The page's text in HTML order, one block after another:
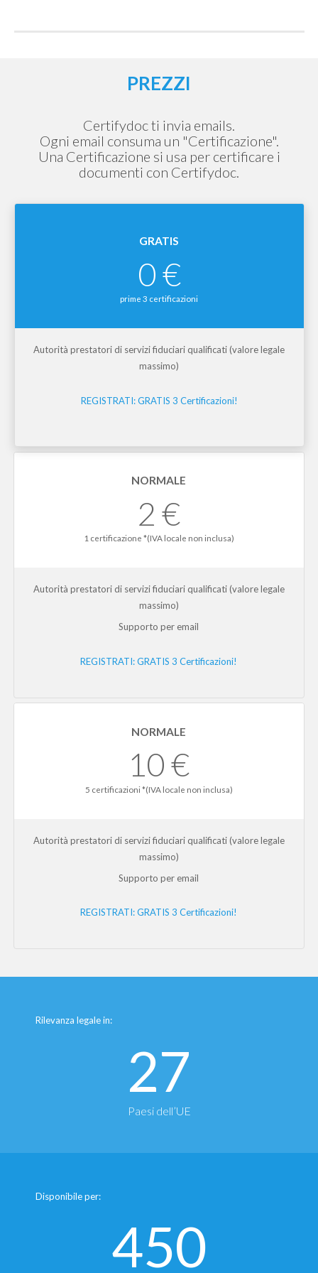
PREZZI
Certifydoc ti invia emails.
Ogni email consuma un "Certificazione".
Una Certificazione si usa per certificare i
documenti con Certifydoc.
GRATIS
0 €
prime 3 certificazioni
Autorità prestatori di servizi fiduciari qualificati (valore legale
massimo)
REGISTRATI: GRATIS 3 Certificazioni!
NORMALE
2 €
1 certificazione *(IVA locale non inclusa)
Autorità prestatori di servizi fiduciari qualificati (valore legale
massimo)
Supporto per email
REGISTRATI: GRATIS 3 Certificazioni!
NORMALE
10 €
5 certificazioni *(IVA locale non inclusa)
Autorità prestatori di servizi fiduciari qualificati (valore legale
massimo)
Supporto per email
REGISTRATI: GRATIS 3 Certificazioni!
Rilevanza legale in:
27
Paesi dell’UE
Disponibile per:
450